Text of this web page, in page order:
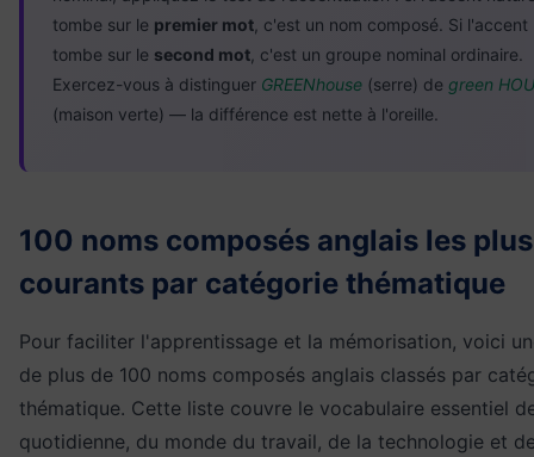
tombe sur le premier mot , c'est un nom composé. Si l'accent
tombe sur le second mot , c'est un groupe nominal ordinaire.
Exercez-vous à distinguer GREENhouse (serre) de green
(maison verte) — la différence est nette à l'oreille.
100 noms composés anglais les plus
courants par catégorie thématique
Pour faciliter l'apprentissage et la mémorisation, voici
de plus de 100 noms composés anglais classés par
thématique. Cette liste couvre le vocabulaire essentiel
quotidienne, du monde du travail, de la technologie et